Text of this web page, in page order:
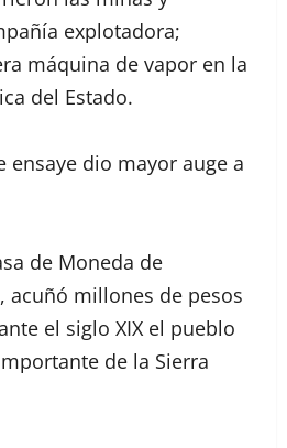
explotadora;
máquina de vapor en la
del Estado.
dio mayor auge a
de Moneda de
acuñó millones de pesos
el siglo XIX el pueblo
de la Sierra